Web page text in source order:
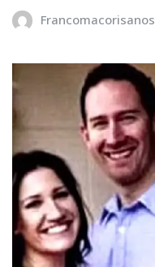
Francomacorisanos